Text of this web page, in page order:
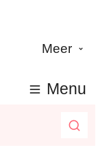
Meer
jou helpen?
Menu